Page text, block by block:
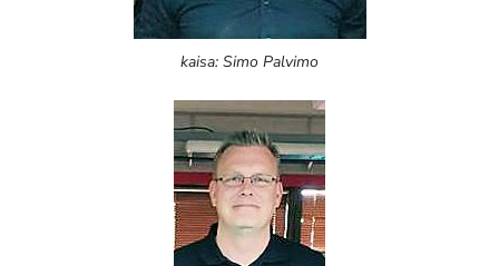
kaisa: Simo Palvimo